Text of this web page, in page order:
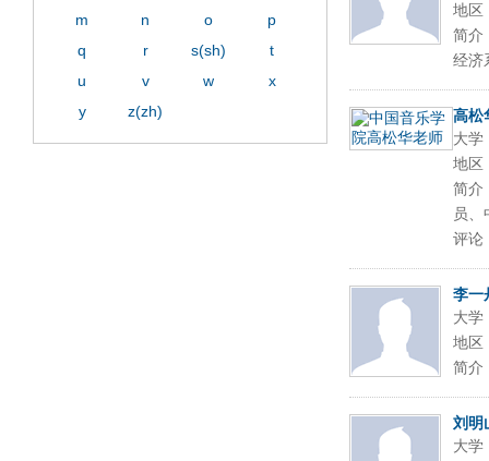
地区
简介
经济
高松
大学
地区
简介
员、
评论
李一
大学
地区
简介
刘明
大学
m
n o
p
q
r s(sh)
t
u
v w
x
y
z(zh)